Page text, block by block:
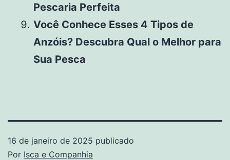
Pescaria Perfeita
Você Conhece Esses 4 Tipos de
Anzóis? Descubra Qual o Melhor para
Sua Pesca
16 de janeiro de 2025 publicado
Por Isca e Companhia